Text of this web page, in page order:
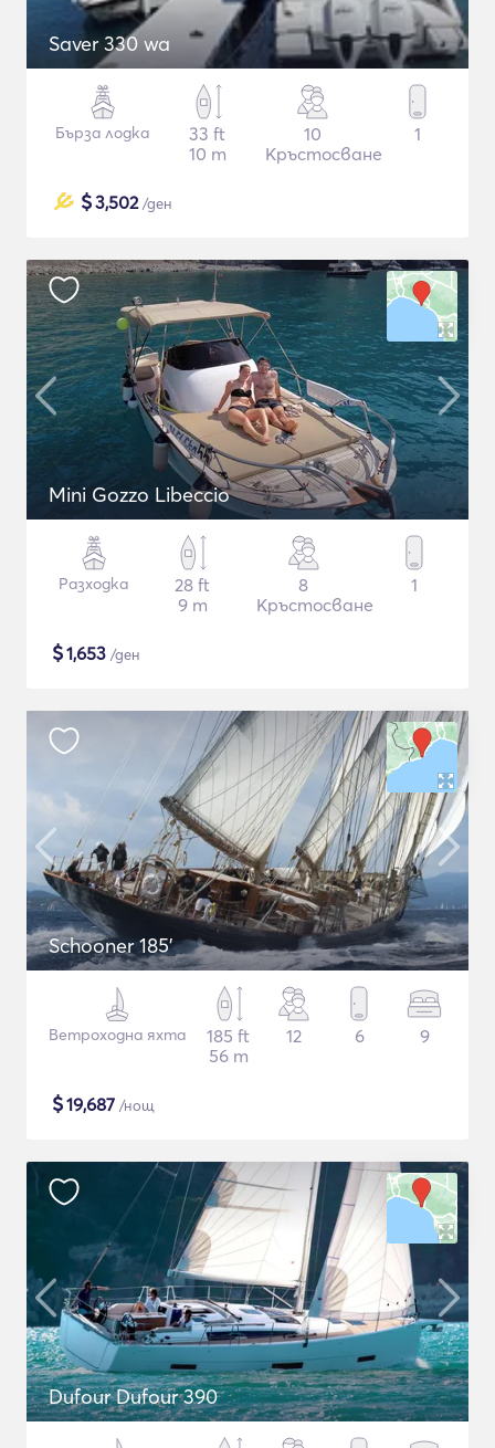
Saver 330 wa
Бърза лодка
33 ft
10 m
10
Кръстосване
1
$3,502/ден
Mini Gozzo Libeccio
Разходка
28 ft
9 m
8
Кръстосване
1
$1,653 /ден
Schooner 185'
Ветроходна яхта
185 ft
56 m
12 6 9
$19,687 /нощ
Dufour Dufour 390